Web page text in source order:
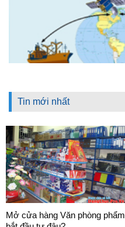
Tin mới nhất
Mở cửa hàng Văn phòng phẩm